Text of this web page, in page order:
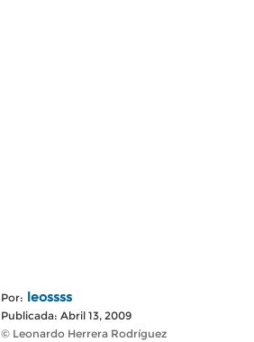
Por: leossss
Publicada: Abril 13, 2009
© Leonardo Herrera Rodríguez